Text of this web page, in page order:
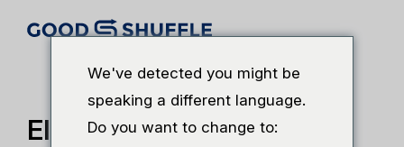
El sistema de códigos de
We've detected you might be
speaking a different language.
Do you want to change to: